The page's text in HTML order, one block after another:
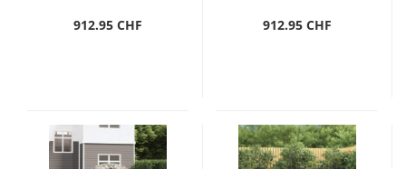
912.95 CHF
912.95 CHF